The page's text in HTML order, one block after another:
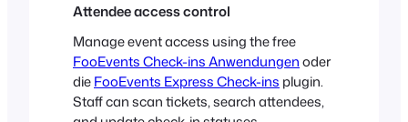
Attendee access control
Manage event access using the free
FooEvents Check-ins Anwendungenoder
dieFooEvents Express Check-ins plugin.
Staff can scan tickets, search attendees,